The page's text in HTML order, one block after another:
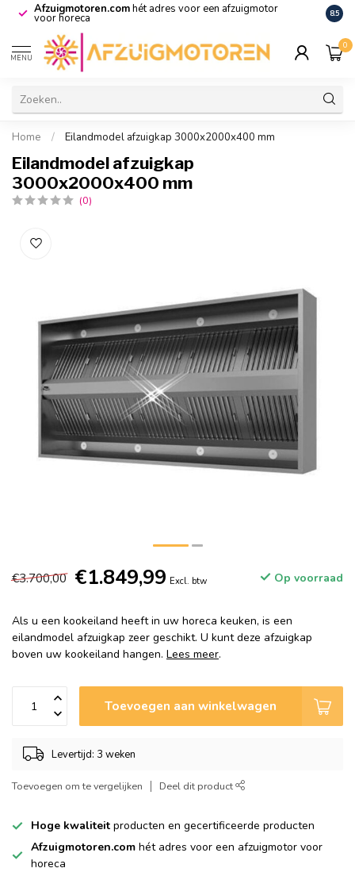
Afzuigmotoren.comhét adres voor een afzuigmotor
voor horeca De
8.5
MENU
0
Home / Eilandmodel afzuigkap 3000x2000x400 mm
Eilandmodel afzuigkap
3000x2000x400 mm
(0)
€3.700,00 €1.849,99 Excl. btw Op voorraad
Als u een kookeiland heeft in uw horeca keuken, is een
eilandmodel afzuigkap zeer geschikt. U kunt deze afzuigkap
boven uw kookeiland hangen. Lees meer.
Toevoegen aan winkelwagen
Levertijd: 3 weken
Toevoegen om te vergelijken Deel dit product
Hoge kwaliteit producten en gecertificeerde producten
Afzuigmotoren.com hét adres voor een afzuigmotor voor
horeca